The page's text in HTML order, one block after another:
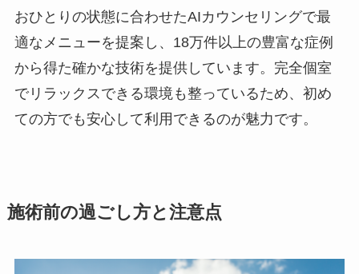
おひとりの状態に合わせたAIカウンセリングで最
適なメニューを提案し、18万件以上の豊富な症例
から得た確かな技術を提供しています。完全個室
でリラックスできる環境も整っているため、初め
ての方でも安心して利用できるのが魅力です。
施術前の過ごし方と注意点